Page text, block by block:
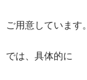
ご用意しています。
では、具体的に